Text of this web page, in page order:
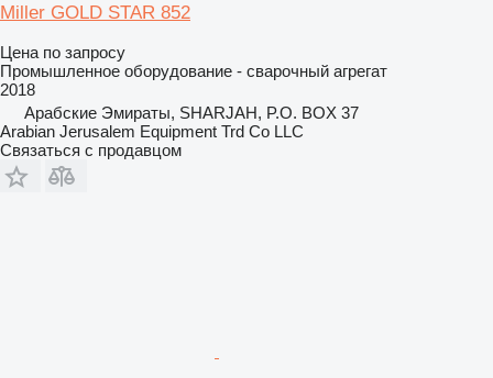
Miller GOLD STAR 852
Цена по запросу
Промышленное оборудование - сварочный агрегат
2018
Арабские Эмираты, SHARJAH, P.O. BOX 37
Arabian Jerusalem Equipment Trd Co LLC
Связаться с продавцом